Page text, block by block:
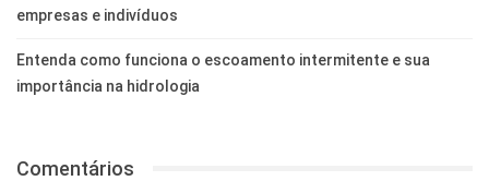
empresas e indivíduos
Entenda como funciona o escoamento intermitente e sua
importância na hidrologia
Comentários